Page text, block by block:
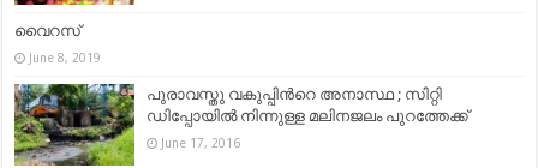
വൈറസ്
June 8, 2019
പുരാവസ്തു വകുപ്പിന്‍റെ അനാസ്ഥ ; സിറ്റി
ഡിപ്പോയില്‍ നിന്നുള്ള മലിനജലം പുറത്തേക്ക്
June 17, 2016